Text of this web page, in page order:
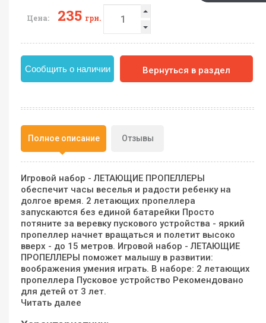
Цена: 235 грн.
Сообщить о наличии Вернуться в раздел
Полное описание Отзывы
Игровой набор - ЛЕТАЮЩИЕ ПРОПЕЛЛЕРЫ
обеспечит часы веселья и радости ребенку на
долгое время. 2 летающих пропеллера
запускаются без единой батарейки Просто
потяните за веревку пускового устройства - яркий
пропеллер начнет вращаться и полетит высоко
вверх - до 15 метров. Игровой набор - ЛЕТАЮЩИЕ
ПРОПЕЛЛЕРЫ поможет малышу в развитии:
воображения умения играть. В наборе: 2 летающих
пропеллера Пусковое устройство Рекомендовано
для детей от 3 лет.
Читать далее